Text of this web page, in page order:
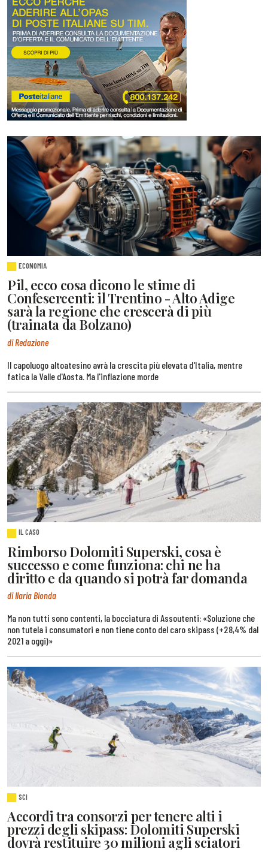
ECONOMIA
Pil, ecco cosa dicono le stime di
Confesercenti: il Trentino - Alto Adige
sarà la regione che crescerà di più
(trainata da Bolzano)
di Redazione
Il capoluogo altoatesino avrà la crescita più elevata d'Italia, mentre
fatica la Valle d'Aosta. Ma l'inflazione morde
IL CASO
Rimborso Dolomiti Superski, cosa è
successo e come funziona: chi ne ha
diritto e da quando si potrà far domanda
di Ilaria Bionda
Ma non tutti sono contenti, la bocciatura di Assoutenti: «Soluzione che
non tutela i consumatori e non tiene conto del caro skipass (+28,4% dal
2021 a oggi)»
SCI
Accordi tra consorzi per tenere alti i
prezzi degli skipass: Dolomiti Superski
dovrà restituire 30 milioni agli sciatori